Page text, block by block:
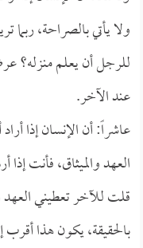
ولا يأتي بالصراحة،
للرجل أن يعلم منزله؟
عند الآخر.
عاشراً: أن الإنسان إذا
العهد والميثاق، فأنت
قلت للآخر تعطيني العهد
بالحقيقة، يكون هذا